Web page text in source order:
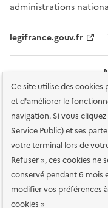
Ce site utilise des
et d'améliorer le
navigation. Si vous
Service Public) et ses
votre terminal lors de
Refuser », ces cookies ne
conservé pendant 6 mois
modifier vos préférences
cookies »
administrations
legifrance.gouv.fr
Plan du site Accessibilité :
services en ligne Mentions
Conditions générales